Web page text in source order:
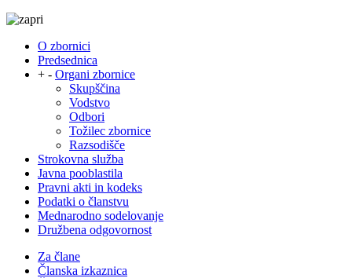
O zbornici
Predsednica
+ - Organi zbornice
Skupščina
Vodstvo
Odbori
Tožilec zbornice
Razsodišče
Strokovna služba
Javna pooblastila
Pravni akti in kodeks
Podatki o članstvu
Mednarodno sodelovanje
Družbena odgovornost
Za člane
Članska izkaznica